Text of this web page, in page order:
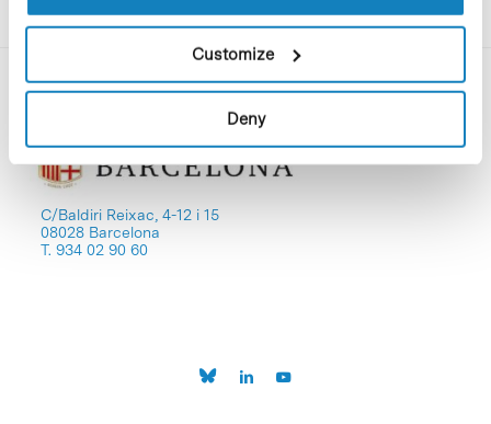
Customize
Deny
C/Baldiri Reixac, 4-12 i 15
08028 Barcelona
T. 934 02 90 60